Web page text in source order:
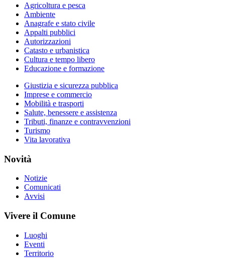
Agricoltura e pesca
Ambiente
Anagrafe e stato civile
Appalti pubblici
Autorizzazioni
Catasto e urbanistica
Cultura e tempo libero
Educazione e formazione
Giustizia e sicurezza pubblica
Imprese e commercio
Mobilità e trasporti
Salute, benessere e assistenza
Tributi, finanze e contravvenzioni
Turismo
Vita lavorativa
Novità
Notizie
Comunicati
Avvisi
Vivere il Comune
Luoghi
Eventi
Territorio